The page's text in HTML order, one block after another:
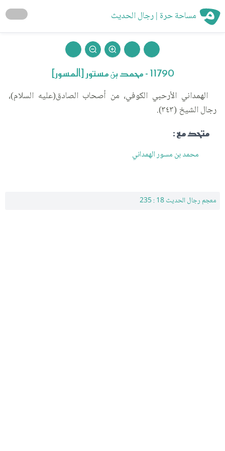
مساحة حرة | رجال الحديث
11790 - محمد بن مستور [المسور]
الهمداني الأرحبي الكوفي، من أصحاب الصادق(عليه السلام)،
رجال الشيخ (٣٤٣).
متحد مع :
محمد بن مسور الهمداني
معجم رجال الحديث 18 : 235